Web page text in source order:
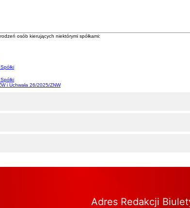
osób kierujących niektórymi spółkami:
i Uchwała 26/2025/ZNW
Adres Redakcji